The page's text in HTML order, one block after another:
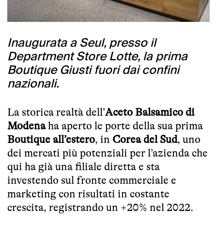
Inaugurata a Seul, presso il
Department Store Lotte, la prima
Boutique Giusti fuori dai confini
nazionali.
La storica realtà dell’Aceto Balsamico di
Modenaha aperto le porte della sua prima
Boutique all’estero, in Corea del Sud, uno
dei mercati più potenziali per l’azienda che
qui ha già una filiale diretta e sta
investendo sul fronte commerciale e
marketing con risultati in costante
crescita, registrando un +20% nel 2022.